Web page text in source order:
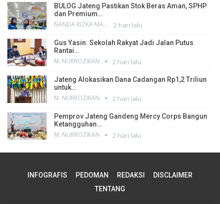
BULOG Jateng Pastikan Stok Beras Aman, SPHP
dan Premium…
NANDA RIZKA MAHENDRA 2 hari lalu
Gus Yasin: Sekolah Rakyat Jadi Jalan Putus
Rantai…
M. NURROZIKAN 2 hari lalu
Jateng Alokasikan Dana Cadangan Rp1,2 Triliun
untuk…
M. NURROZIKAN 2 hari lalu
Pemprov Jateng Gandeng Mercy Corps Bangun
Ketangguhan…
M. NURROZIKAN 2 hari lalu
INFOGRAFIS PEDOMAN REDAKSI
DISCLAIMER
TENTANG